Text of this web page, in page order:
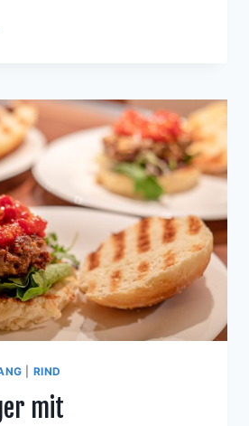
RIND
mit